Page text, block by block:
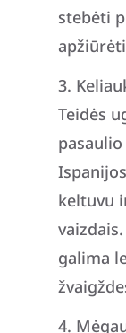
stebėti
Teidės
keltuvu
galima